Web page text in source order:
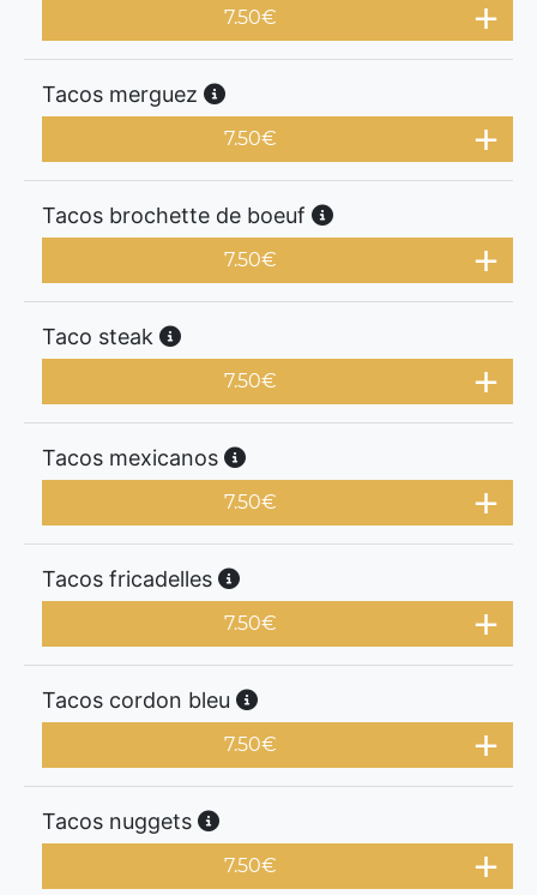
7.50€
Tacos merguez
7.50€
Tacos brochette de boeuf
7.50€
Taco steak
7.50€
Tacos mexicanos
7.50€
Tacos fricadelles
7.50€
Tacos cordon bleu
7.50€
Tacos nuggets
7.50€